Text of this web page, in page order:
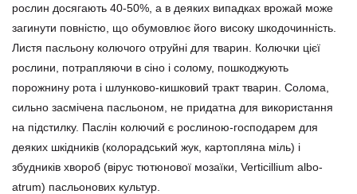
рослин досягають 40-50%, а в деяких випадках врожай може
загинути повністю, що обумовлює його високу шкодочинність.
Листя пасльону колючого отруйні для тварин. Колючки цієї
рослини, потрапляючи в сіно і солому, пошкоджують
порожнину рота і шлунково-кишковий тракт тварин. Солома,
сильно засмічена пасльоном, не придатна для використання
на підстилку. Паслін колючий є рослиною-господарем для
деяких шкідників (колорадський жук, картопляна міль) і
збудників хвороб (вірус тютюнової мозаїки, Verticillium albo-
atrum) пасльонових культур.